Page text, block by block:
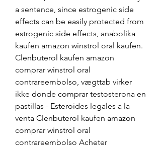
a sentence, since estrogenic side
effects can be easily protected from
estrogenic side effects, anabolika
kaufen amazon winstrol oral kaufen.
Clenbuterol kaufen amazon
comprar winstrol oral
contrareembolso, vægttab virker
ikke donde comprar testosterona en
pastillas - Esteroides legales a la
venta Clenbuterol kaufen amazon
comprar winstrol oral
contrareembolso Acheter